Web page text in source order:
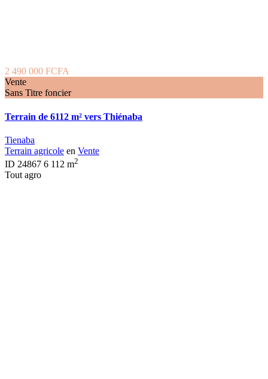
2 490 000 FCFA
Vente
Sans Titre foncier
Terrain de 6112 m² vers Thiénaba
Tienaba
Terrain agricole en Vente
ID 24867 6 112 m2
Tout agro